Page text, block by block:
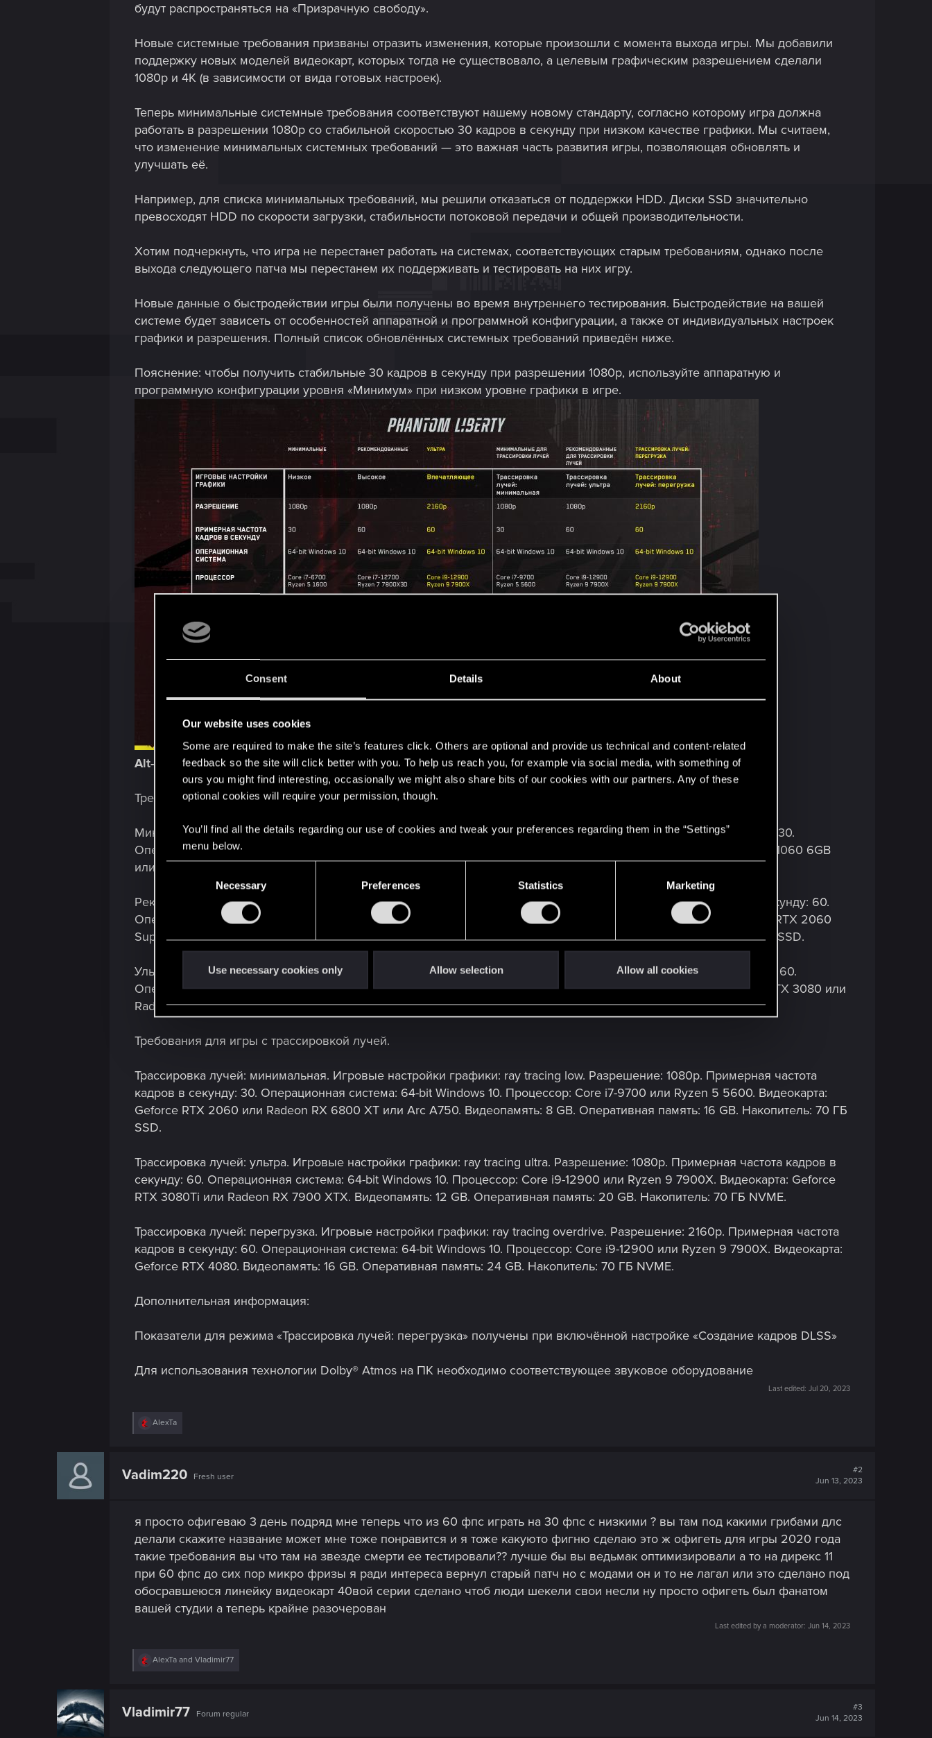
Consent Details About
Our website uses cookies
Some are required to make the site’s features click. Others are optional and provide us technical and content-related
feedback so the site will click better with you. To help us reach you, for example via social media, with something of
ours you might find interesting, occasionally we might also share bits of our cookies with our partners. Any of these
optional cookies will require your permission, though.
You’ll find all the details regarding our use of cookies and tweak your preferences regarding them in the “Settings”
menu below.
e
l
Necessary Preferences Statistics Marketing
Use necessary cookies only Allow selection Allow all cookies
будут распространяться на «Призрачную свободу».
Новые системные требования призваны отразить изменения, которые произошли с момента выхода игры. Мы добавили
поддержку новых моделей видеокарт, которых тогда не существовало, а целевым графическим разрешением сделали
1080p и 4K (в зависимости от вида готовых настроек).
Теперь минимальные системные требования соответствуют нашему новому стандарту, согласно которому игра должна
работать в разрешении 1080p со стабильной скоростью 30 кадров в секунду при низком качестве графики. Мы считаем,
что изменение минимальных системных требований — это важная часть развития игры, позволяющая обновлять и
улучшать её.
Например, для списка минимальных требований, мы решили отказаться от поддержки HDD. Диски SSD значительно
превосходят HDD по скорости загрузки, стабильности потоковой передачи и общей производительности.
Хотим подчеркнуть, что игра не перестанет работать на системах, соответствующих старым требованиям, однако после
выхода следующего патча мы перестанем их поддерживать и тестировать на них игру.
Новые данные о быстродействии игры были получены во время внутреннего тестирования. Быстродействие на вашей
системе будет зависеть от особенностей аппаратной и программной конфигурации, а также от индивидуальных настроек
графики и разрешения. Полный список обновлённых системных требований приведён ниже.
Пояснение: чтобы получить стабильные 30 кадров в секунду при разрешении 1080p, используйте аппаратную и
программную конфигурации уровня «Минимум» при низком уровне графики в игре.
Alt-текст:Таблица и информацией о системных требованиях Cyberpunk 2077 с трассировкой лучей и без нее.
Требования для игры без трассировки лучей.
Минимальные. Игровые настройки графики: низкое. Разрешение: 1080p. Примерная частота кадров в секунду: 30.
Операционная система: 64-bit Windows 10. Процессор: Core i7-6700 или Ryzen 5 1600. Видеокарта: Geforce GTX 1060 6GB
или Radeon RX 580 8GB или Arc A380. Видеопамять: 6 GB. Оперативная память: 12GB. Накопитель: 70 ГБ SSD.
Рекомендованные. Игровые настройки графики: высокое. Разрешение: 1080p. Примерная частота кадров в секунду: 60.
Операционная система 64-bit Windows 10. Процессор: Core i7-12700 или Ryzen 7 7800X3D. Видеокарта: Geforce RTX 2060
Super или Radeon RX 5700 XT или Arc A770. Видеопамять: 8 GB. Оперативная память: 16 GB. Накопитель: 70 ГБ SSD.
Ультра. Игровые настройки графики: впечатляющее. Разрешение: 2160p. Примерная частота кадров в секунду: 60.
Операционная система: 64-bit Windows 10. Процессор: Core i9-12900 или Ryzen 9 7900X. Видеокарта: Geforce RTX 3080 или
Radeon RX 7900 XTX. Видеопамять: 12 GB. Оперативная память: 20 GB. Накопитель: 70 ГБ NVME.
Требования для игры с трассировкой лучей.
Трассировка лучей: минимальная. Игровые настройки графики: ray tracing low. Разрешение: 1080p. Примерная частота
кадров в секунду: 30. Операционная система: 64-bit Windows 10. Процессор: Core i7-9700 или Ryzen 5 5600. Видеокарта:
Geforce RTX 2060 или Radeon RX 6800 XT или Arc A750. Видеопамять: 8 GB. Оперативная память: 16 GB. Накопитель: 70 ГБ
SSD.
Трассировка лучей: ультра. Игровые настройки графики: ray tracing ultra. Разрешение: 1080p. Примерная частота кадров в
секунду: 60. Операционная система: 64-bit Windows 10. Процессор: Core i9-12900 или Ryzen 9 7900X. Видеокарта: Geforce
RTX 3080Ti или Radeon RX 7900 XTX. Видеопамять: 12 GB. Оперативная память: 20 GB. Накопитель: 70 ГБ NVME.
Трассировка лучей: перегрузка. Игровые настройки графики: ray tracing overdrive. Разрешение: 2160p. Примерная частота
кадров в секунду: 60. Операционная система: 64-bit Windows 10. Процессор: Core i9-12900 или Ryzen 9 7900X. Видеокарта:
Geforce RTX 4080. Видеопамять: 16 GB. Оперативная память: 24 GB. Накопитель: 70 ГБ NVME.
Дополнительная информация:
Показатели для режима «Трассировка лучей: перегрузка» получены при включённой настройке «Создание кадров DLSS»
Для использования технологии Dolby® Atmos на ПК необходимо соответствующее звуковое оборудование
Last edited: Jul 20, 2023
R
i
:
AlexTa
Vadim220 Fresh user
#2
Jun 13, 2023
я просто офигеваю 3 день подряд мне теперь что из 60 фпс играть на 30 фпс с низкими ? вы там под какими грибами длс
делали скажите название может мне тоже понравится и я тоже какуюто фигню сделаю это ж офигеть для игры 2020 года
такие требования вы что там на звезде смерти ее тестировали?? лучше бы вы ведьмак оптимизировали а то на дирекс 11
при 60 фпс до сих пор микро фризы я ради интереса вернул старый патч но с модами он и то не лагал или это сделано под
обосравшеюся линейку видеокарт 40вой серии сделано чтоб люди шекели свои несли ну просто офигеть был фанатом
вашей студии а теперь крайне разочерован
Last edited by a moderator: Jun 14, 2023
R
i
AlexTa and Vladimir77
Vladimir77 Forum regular
#3
Jun 14, 2023